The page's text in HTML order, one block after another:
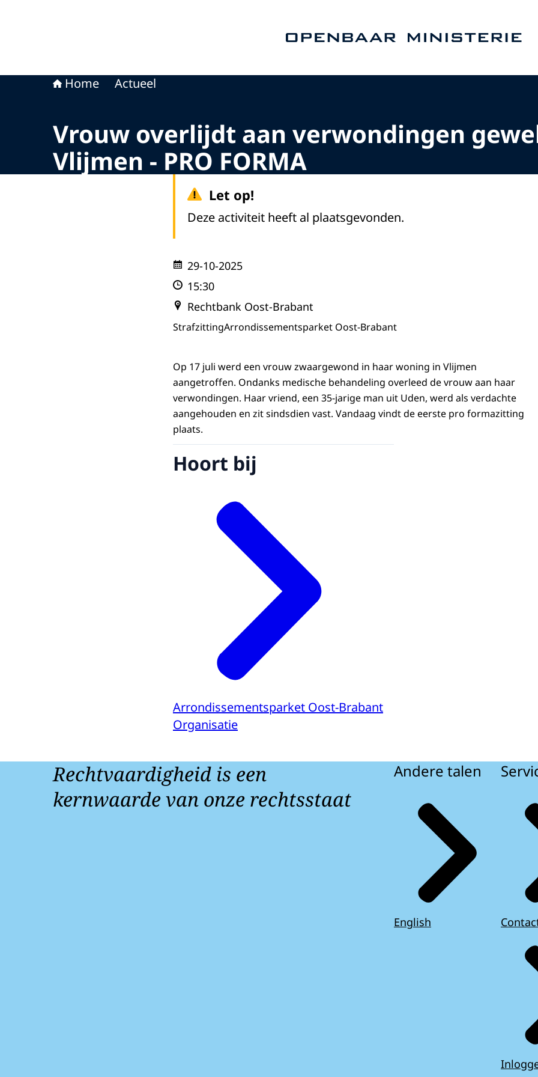
Home Actueel
Vrouw overlijdt aan verwondingen
Vlijmen - PRO FORMA
Let op!
Deze activiteit heeft al plaatsgevonden.
29-10-2025
15:30
Rechtbank Oost-Brabant
StrafzittingArrondissementsparket Oost-Brabant
Op 17 juli werd een vrouw zwaargewond in haar woning in Vlijmen
aangetroffen. Ondanks medische behandeling overleed de vrouw aan haar
verwondingen. Haar vriend, een 35-jarige man uit Uden, werd als verdachte
aangehouden en zit sindsdien vast. Vandaag vindt de eerste pro formazitting
plaats.
Hoort bij
Arrondissementsparket Oost-Brabant
Organisatie
Rechtvaardigheid is een
kernwaarde van onze rechtsstaat
Andere talen
English